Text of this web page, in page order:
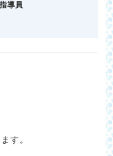
導員
す。